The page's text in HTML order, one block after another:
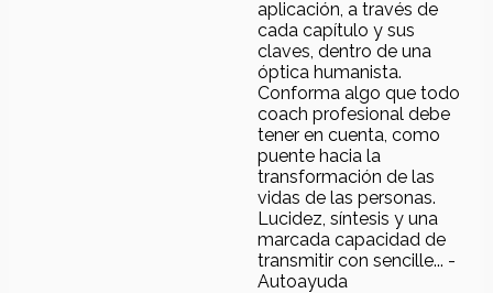
aplicación, a través de
cada capítulo y sus
claves, dentro de una
óptica humanista.
Conforma algo que todo
coach profesional debe
tener en cuenta, como
puente hacia la
transformación de las
vidas de las personas.
Lucidez, síntesis y una
marcada capacidad de
transmitir con sencille... -
Autoayuda